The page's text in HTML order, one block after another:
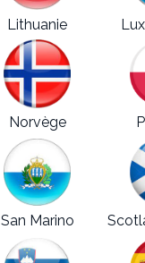
Lithuanie
Norvège
San Marino